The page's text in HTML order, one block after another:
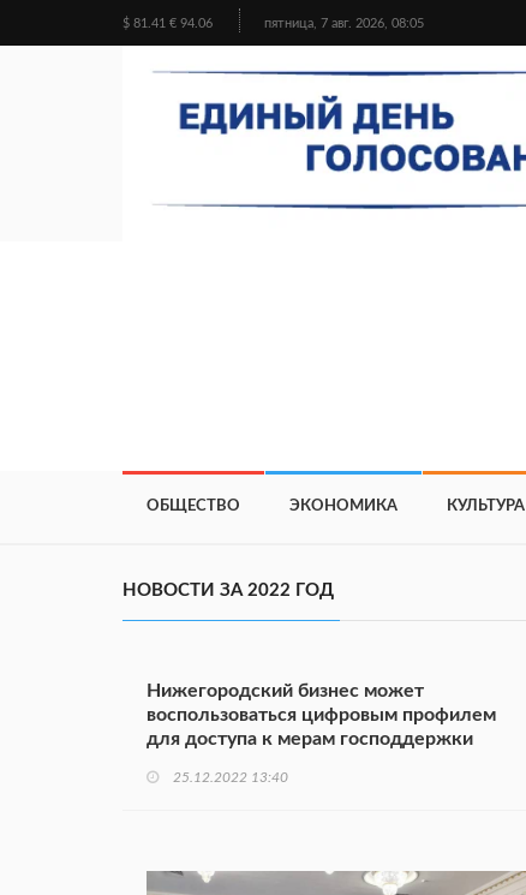
$ 81.41 € 94.06 пятница, 7 авг. 2026, 08:05
ОБЩЕСТВО ЭКОНОМИКА КУЛЬТУРА
НОВОСТИ ЗА 2022 ГОД
Нижегородский бизнес может
воспользоваться цифровым профилем
для доступа к мерам господдержки
25.12.2022 13:40